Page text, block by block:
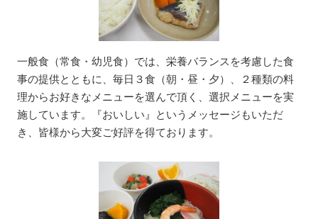
一般食（常食・幼児食）では、栄養バランスを考慮した食
事の提供とともに、毎日３食（朝・昼・夕）、２種類の料
理からお好きなメニューを選んで頂く、選択メニューを実
施しています。『おいしい』というメッセージもいただ
き、皆様から大変ご好評を得ております。